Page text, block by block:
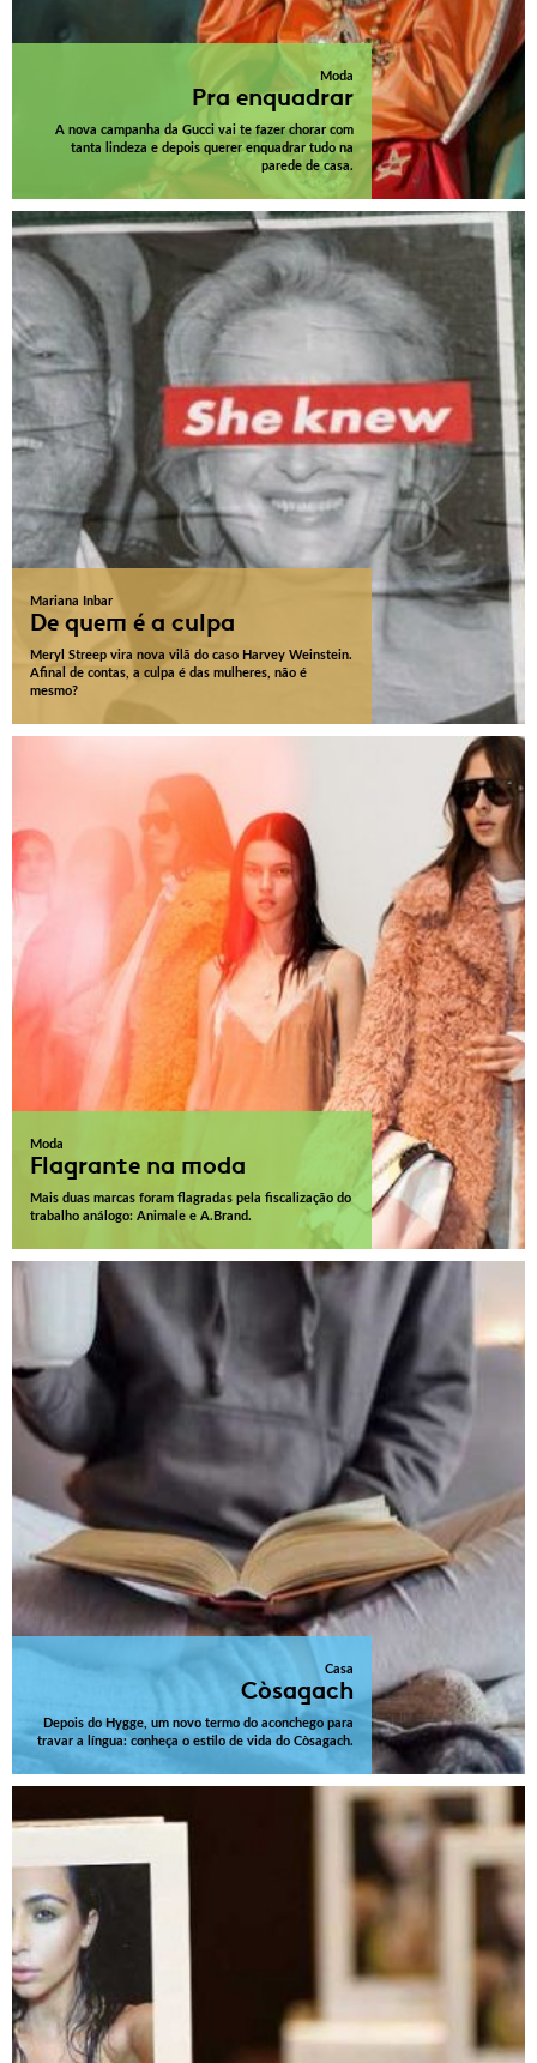
Moda
Pra enquadrar
A nova campanha da Gucci vai te fazer chorar com
tanta lindeza e depois querer enquadrar tudo na
parede de casa.
Mariana Inbar
De quem é a culpa
Meryl Streep vira nova vilã do caso Harvey Weinstein.
Afinal de contas, a culpa é das mulheres, não é
mesmo?
Moda
Flagrante na moda
Mais duas marcas foram flagradas pela fiscalização do
trabalho análogo: Animale e A.Brand.
Casa
Còsagach
Depois do Hygge, um novo termo do aconchego para
travar a língua: conheça o estilo de vida do Còsagach.